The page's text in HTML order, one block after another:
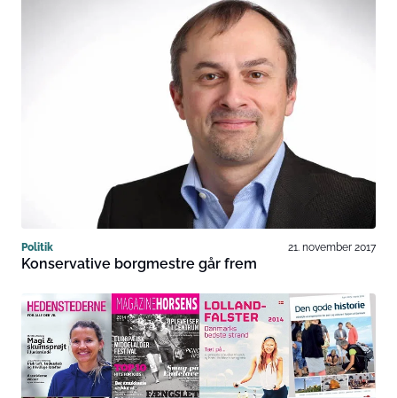
Politik 21. november 2017
Konservative borgmestre går frem